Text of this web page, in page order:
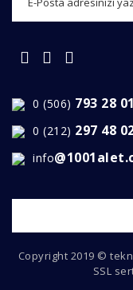
0 (506) 793 28 01
0 (212) 297 48
info
Copyright 2019 ©
SSL